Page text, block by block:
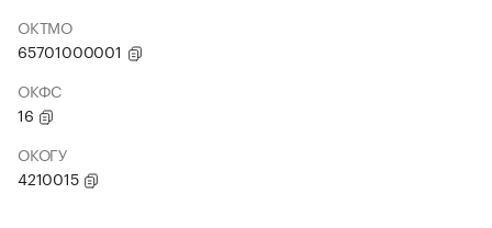
ОКТМО
65701000001
ОКФС
16
ОКОГУ
4210015